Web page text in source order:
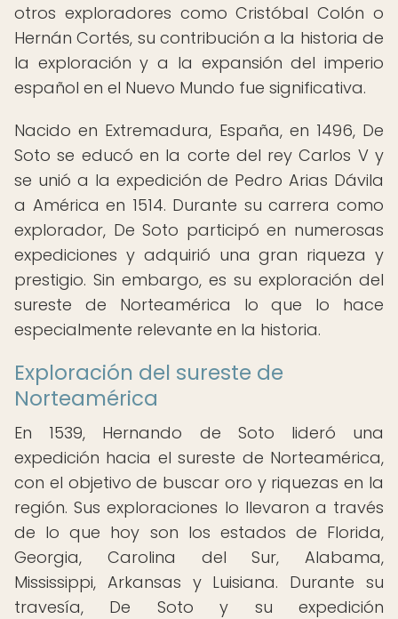
otros exploradores como Cristóbal Colón o
Hernán Cortés, su contribución a la historia de
la exploración y a la expansión del imperio
español en el Nuevo Mundo fue significativa.
Nacido en Extremadura, España, en 1496, De
Soto se educó en la corte del rey Carlos V y
se unió a la expedición de Pedro Arias Dávila
a América en 1514. Durante su carrera como
explorador, De Soto participó en numerosas
expediciones y adquirió una gran riqueza y
prestigio. Sin embargo, es su exploración del
sureste de Norteamérica lo que lo hace
especialmente relevante en la historia.
Exploración del sureste de
Norteamérica
En 1539, Hernando de Soto lideró una
expedición hacia el sureste de Norteamérica,
con el objetivo de buscar oro y riquezas en la
región. Sus exploraciones lo llevaron a través
de lo que hoy son los estados de Florida,
Georgia, Carolina del Sur, Alabama,
Mississippi, Arkansas y Luisiana. Durante su
travesía, De Soto y su expedición